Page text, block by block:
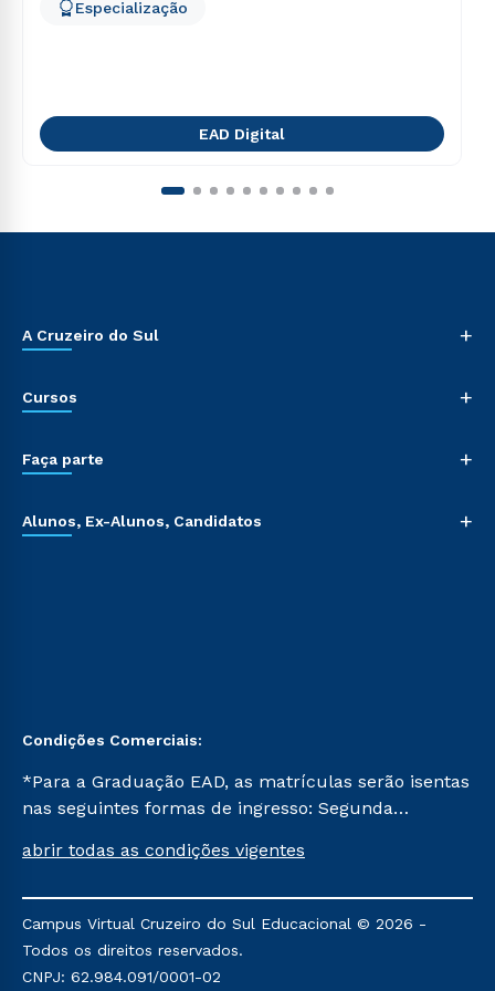
Especialização
EAD Digital
A Cruzeiro do Sul +
Cursos +
Faça parte +
Alunos, Ex-Alunos, Candidatos +
Condições Comerciais:
*Para a Graduação EAD, as matrículas serão isentas
nas seguintes formas de ingresso: Segunda
Já para as demais, a taxa de matrícula será de R$
mencionadas são referentes aos cursos: Ensino
Religioso, Geografia para a Docência e Metodologia
do Ensino de História: Questões Atuais.
abrir todas as condições vigentes
Campus Virtual Cruzeiro do Sul Educacional © 2026 -
Todos os direitos reservados.
CNPJ: 62.984.091/0001-02